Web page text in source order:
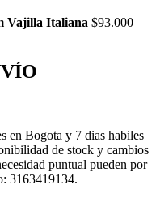
Vajilla Italiana $93.000
en Bogota y 7 dias habiles
de stock y cambios
puntual pueden por
3163419134.